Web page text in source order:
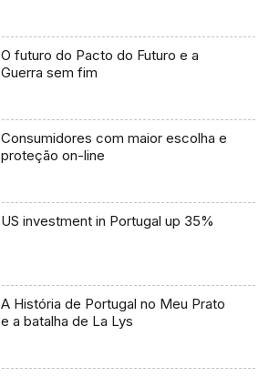
O futuro do Pacto do Futuro e a
Guerra sem fim
Consumidores com maior escolha e
proteção on-line
US investment in Portugal up 35%
A História de Portugal no Meu Prato
e a batalha de La Lys